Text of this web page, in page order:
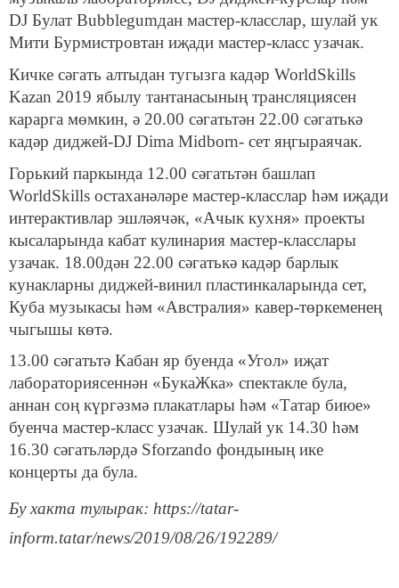
DJ Булат Bubblegumдан мастер-класслар, шулай ук
Мити Бурмистровтан иҗади мастер-класс узачак.
Кичке сәгать алтыдан тугызга кадәр WorldSkills
Kazan 2019 ябылу тантанасының трансляциясен
карарга мөмкин, ә 20.00 сәгатьтән 22.00 сәгатькә
кадәр диджей-DJ Dima Midborn- сет яңгыраячак.
Горький паркында 12.00 сәгатьтән башлап
WorldSkills остаханәләре мастер-класслар һәм иҗади
интерактивлар эшләячәк, «Ачык кухня» проекты
кысаларында кабат кулинария мастер-класслары
узачак. 18.00дән 22.00 сәгатькә кадәр барлык
кунакларны диджей-винил пластинкаларында сет,
Куба музыкасы һәм «Австралия» кавер-төркеменең
чыгышы көтә.
13.00 сәгатьтә Кабан яр буенда «Угол» иҗат
лабораториясеннән «БукаЖка» спектакле була,
аннан соң күргәзмә плакатлары һәм «Татар биюе»
буенча мастер-класс узачак. Шулай ук 14.30 һәм
16.30 сәгатьләрдә Sforzando фондының ике
концерты да була.
Бу хакта тулырак: https://tatar-
inform.tatar/news/2019/08/26/192289/